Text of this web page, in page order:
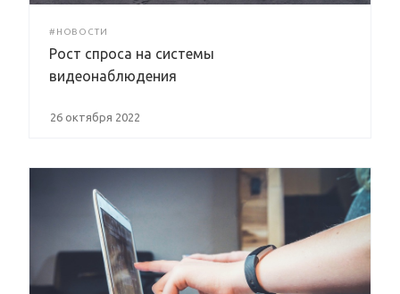
#НОВОСТИ
Рост спроса на системы
видеонаблюдения
26 октября 2022